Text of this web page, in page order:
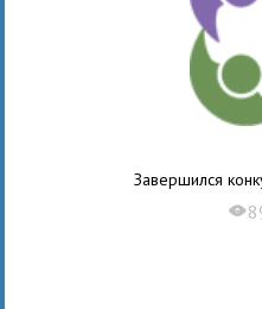
Завершился
X